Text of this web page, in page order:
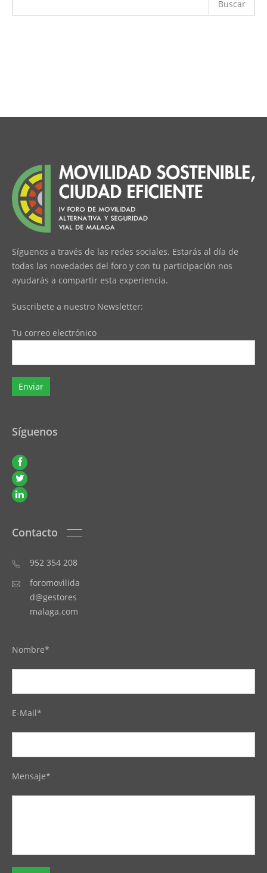
Síguenos a través de las redes sociales. Estarás al día de
todas las novedades del foro y con tu participación nos
ayudarás a compartir esta experiencia.
Suscribete a nuestro Newsletter:
Tu correo electrónico
Síguenos
Contacto
952 354 208
foromovilida
d@gestores
malaga.com
Nombre*
E-Mail*
Mensaje*